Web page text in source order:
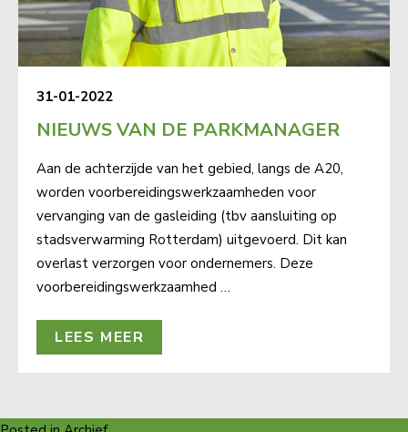
31-01-2022
NIEUWS VAN DE PARKMANAGER
Aan de achterzijde van het gebied, langs de A20,
worden voorbereidingswerkzaamheden voor
vervanging van de gasleiding (tbv aansluiting op
stadsverwarming Rotterdam) uitgevoerd. Dit kan
overlast verzorgen voor ondernemers. Deze
voorbereidingswerkzaamhed …
LEES MEER